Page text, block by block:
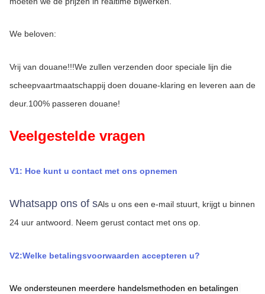
We beloven:
Vrij van douane!!!We zullen verzenden door speciale lijn die
scheepvaartmaatschappij doen douane-klaring en leveren aan de
deur.100% passeren douane!
Veelgestelde vragen
V1: Hoe kunt u contact met ons opnemen
Whatsapp ons of sAls u ons een e-mail stuurt, krijgt u binnen
24 uur antwoord.
Neem gerust contact met ons op.
V2:Welke betalingsvoorwaarden accepteren u?
We ondersteunen meerdere handelsmethoden en betalingen